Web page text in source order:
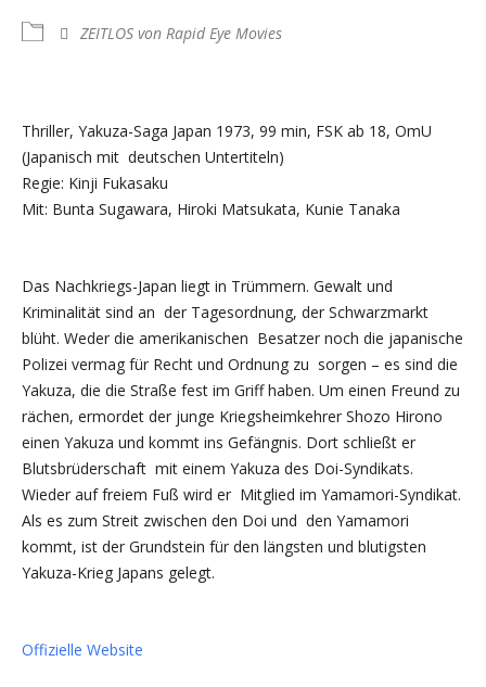
ZEITLOS von Rapid Eye Movies
Thriller, Yakuza-Saga Japan 1973, 99 min, FSK ab 18, OmU
(Japanisch mit deutschen Untertiteln)
Regie: Kinji Fukasaku
Mit: Bunta Sugawara, Hiroki Matsukata, Kunie Tanaka
Das Nachkriegs-Japan liegt in Trümmern. Gewalt und
Kriminalität sind an der Tagesordnung, der Schwarzmarkt
blüht. Weder die amerikanischen Besatzer noch die japanische
Polizei vermag für Recht und Ordnung zu sorgen – es sind die
Yakuza, die die Straße fest im Griff haben. Um einen Freund zu
rächen, ermordet der junge Kriegsheimkehrer Shozo Hirono
einen Yakuza und kommt ins Gefängnis. Dort schließt er
Blutsbrüderschaft mit einem Yakuza des Doi-Syndikats.
Wieder auf freiem Fuß wird er Mitglied im Yamamori-Syndikat.
Als es zum Streit zwischen den Doi und den Yamamori
kommt, ist der Grundstein für den längsten und blutigsten
Yakuza-Krieg Japans gelegt.
Offizielle Website